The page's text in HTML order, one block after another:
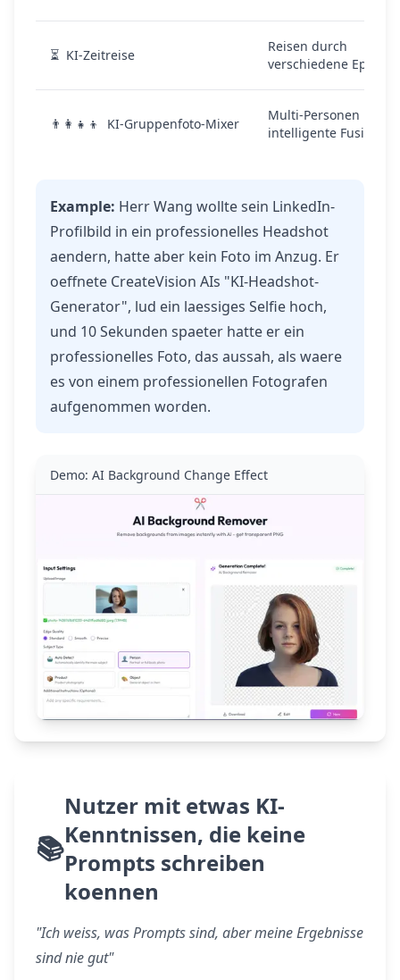
⏳ KI-Zeitreise
Reisen durch
verschiedene
👨‍👩‍👧‍👦 KI-Gruppenfoto-Mixer
Multi-Personen
intelligente Fusion
Example: Herr Wang wollte sein LinkedIn-
Profilbild in ein professionelles Headshot
aendern, hatte aber kein Foto im Anzug. Er
oeffnete CreateVision AIs "KI-Headshot-
Generator", lud ein laessiges Selfie hoch,
und 10 Sekunden spaeter hatte er ein
professionelles Foto, das aussah, als waere
es von einem professionellen Fotografen
aufgenommen worden.
Demo: AI Background Change Effect
📚
Nutzer mit etwas KI-
Kenntnissen, die keine
Prompts schreiben
koennen
"Ich weiss, was Prompts sind, aber meine Ergebnisse
sind nie gut"